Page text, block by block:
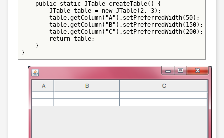
    public static JTable createTable() {
        JTable table = new JTable(2, 3);
        table.getColumn("A").setPreferredWidth(50);
        table.getColumn("B").setPreferredWidth(150);
        table.getColumn("C").setPreferredWidth(200);
        return table;
    }
}